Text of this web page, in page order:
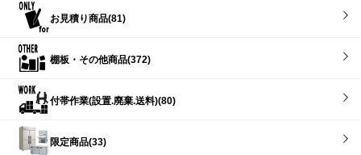
お見積り商品(81)
棚板・その他商品(372)
付帯作業(設置.廃棄.送料)(80)
限定商品(33)